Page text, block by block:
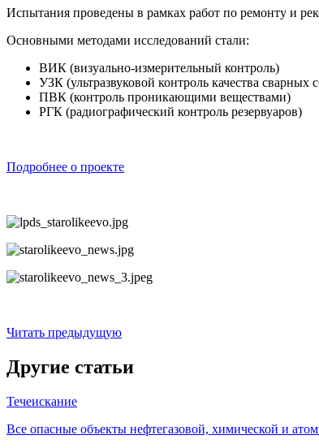
Испытания проведены в рамках работ по ремонту и
Основными методами исследований стали:
ВИК (визуально-измерительный контроль)
УЗК (ультразвуковой контроль качества сварных
ПВК (контроль проникающими веществами)
РГК (радиографический контроль резервуаров)
Подробнее о проекте
Читать предыдущую
Другие статьи
Течеискание
Все опасные объекты нефтегазовой, химической и